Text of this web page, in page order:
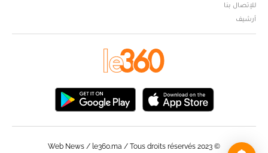
للإتصال بنا
أرشيف
© Web News / le360.ma / Tous droits réservés 2023